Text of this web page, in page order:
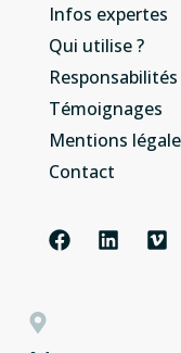
Infos expertes
Qui utilise ?
Responsabilités
Témoignages
Mentions
Contact